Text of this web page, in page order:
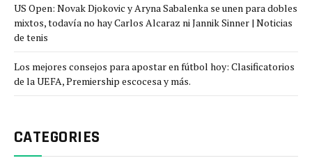
US Open: Novak Djokovic y Aryna Sabalenka se unen para dobles
mixtos, todavía no hay Carlos Alcaraz ni Jannik Sinner | Noticias
de tenis
Los mejores consejos para apostar en fútbol hoy: Clasificatorios
de la UEFA, Premiership escocesa y más.
CATEGORIES